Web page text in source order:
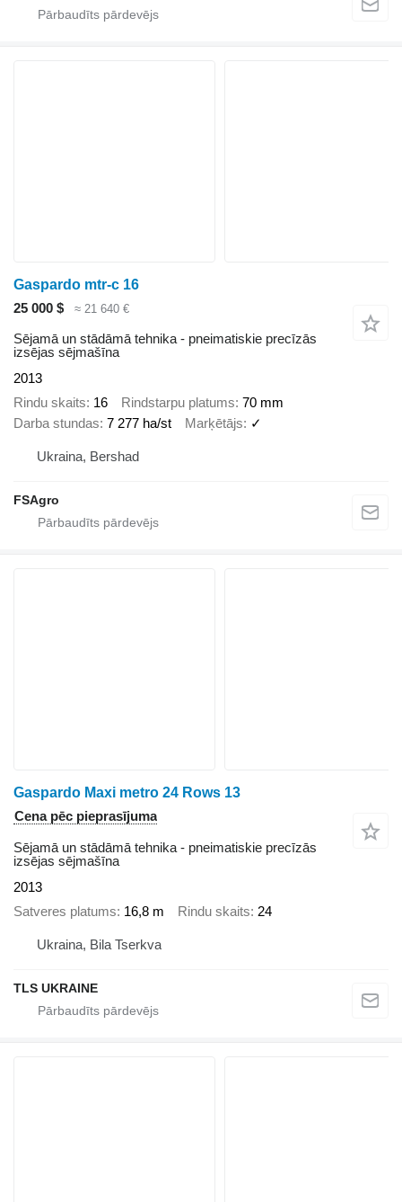
Gaspardo mtr-c 16
25 000 $
≈ 21 640 €
Sējamā un stādāmā tehnika - pneimatiskie precīzās
izsējas sējmašīna
2013
Rindu skaits 16 Rindstarpu platums 70 mm
Darba stundas 7 277 ha/st Marķētājs ✓
Ukraina, Bershad
FSAgro
Gaspardo Maxi metro 24 Rows 13
Cena pēc pieprasījuma
Sējamā un stādāmā tehnika - pneimatiskie precīzās
izsējas sējmašīna
2013
Satveres platums 16,8 m Rindu skaits 24
Ukraina, Bila Tserkva
TLS UKRAINE